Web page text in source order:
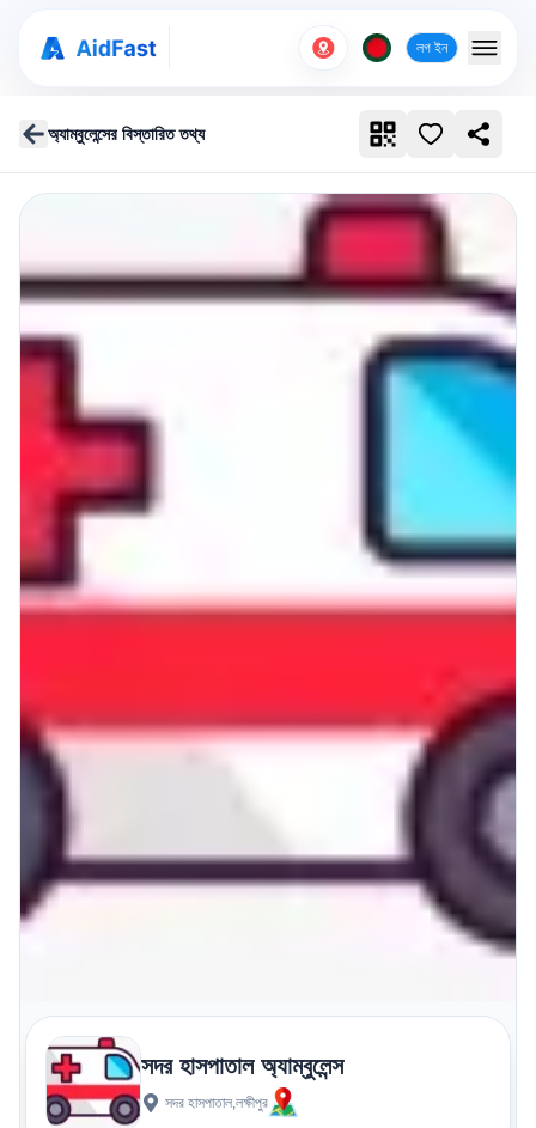
লগ ইন
অ্যাম্বুলেন্সের বিস্তারিত তথ্য
সদর হাসপাতাল অ্যাম্বুলেন্স
সদর হাসপাতাল,লক্ষীপুর